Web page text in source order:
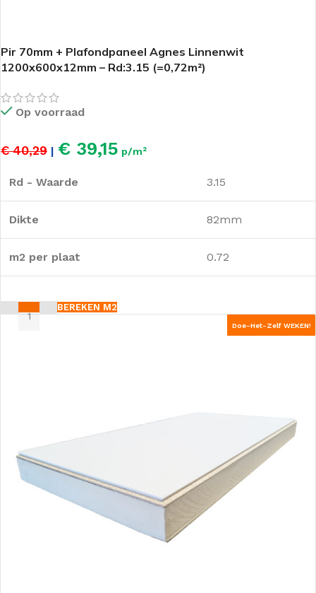
Pir 70mm + Plafondpaneel Agnes Linnenwit
1200x600x12mm – Rd:3.15 (=0,72m²)
Op voorraad
€ 40,29 | € 39,15 p/m²
Rd - Waarde 3.15
Dikte 82mm
m2 per plaat 0.72
BEREKEN M2
Doe-Het-Zelf WEKEN!